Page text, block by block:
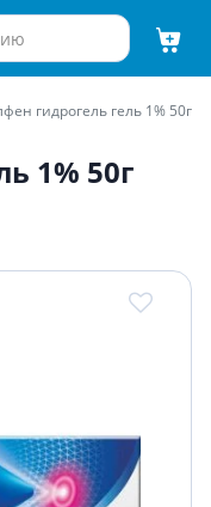
гидрогель гель 1% 50г
1% 50г